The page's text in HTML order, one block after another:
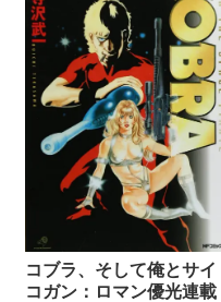
コブラ、そして俺とサイ
コガン：ロマン優光連載